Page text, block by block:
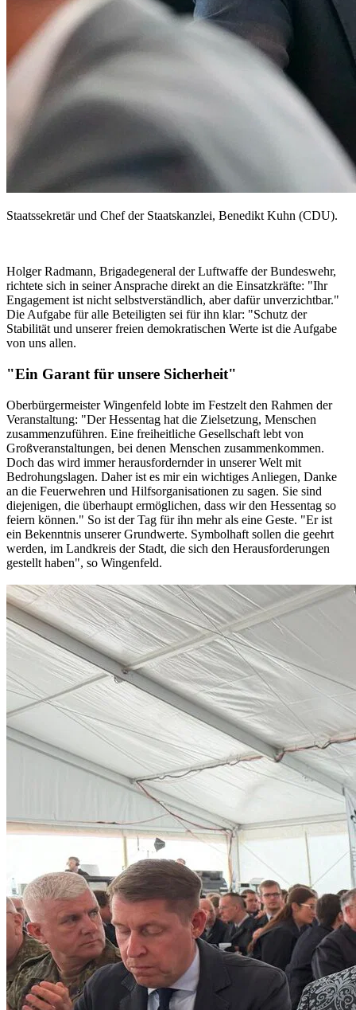
Staatssekretär und Chef der Staatskanzlei, Benedikt Kuhn (CDU).
Holger Radmann, Brigadegeneral der Luftwaffe der Bundeswehr,
richtete sich in seiner Ansprache direkt an die Einsatzkräfte: "Ihr
Engagement ist nicht selbstverständlich, aber dafür unverzichtbar."
Die Aufgabe für alle Beteiligten sei für ihn klar: "Schutz der
Stabilität und unserer freien demokratischen Werte ist die Aufgabe
von uns allen.
"Ein Garant für unsere Sicherheit"
Oberbürgermeister Wingenfeld lobte im Festzelt den Rahmen der
Veranstaltung: "Der Hessentag hat die Zielsetzung, Menschen
zusammenzuführen. Eine freiheitliche Gesellschaft lebt von
Großveranstaltungen, bei denen Menschen zusammenkommen.
Doch das wird immer herausfordernder in unserer Welt mit
Bedrohungslagen. Daher ist es mir ein wichtiges Anliegen, Danke
an die Feuerwehren und Hilfsorganisationen zu sagen. Sie sind
diejenigen, die überhaupt ermöglichen, dass wir den Hessentag so
feiern können." So ist der Tag für ihn mehr als eine Geste. "Er ist
ein Bekenntnis unserer Grundwerte. Symbolhaft sollen die geehrt
werden, im Landkreis der Stadt, die sich den Herausforderungen
gestellt haben", so Wingenfeld.